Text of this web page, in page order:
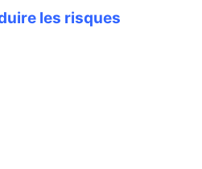
les risques